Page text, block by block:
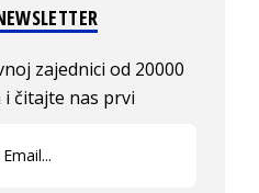
zajednici od 20000
čitajte nas prvi